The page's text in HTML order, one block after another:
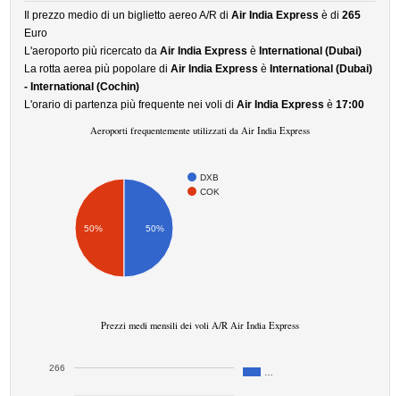
Il prezzo medio di un biglietto aereo A/R diAir India Express è di265
Euro
L'aeroporto più ricercato daAir India Express è International (Dubai)
La rotta aerea più popolare diAir India Express è International (Dubai)
- International (Cochin)
L'orario di partenza più frequente nei voli diAir India Express è17:00
Aeroporti frequentemente utilizzati da Air India Express
DXB
COK
50% 50%
Prezzi medi mensili dei voli A/R Air India Express
266